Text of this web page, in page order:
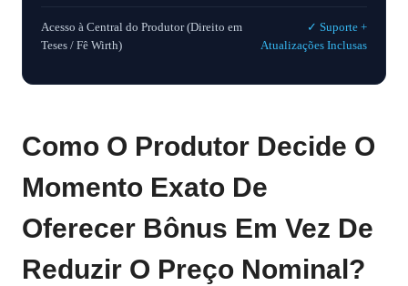
Acesso à Central do Produtor (Direito em
Teses / Fê Wirth)
✓ Suporte +
Atualizações Inclusas
Como O Produtor Decide O
Momento Exato De
Oferecer Bônus Em Vez De
Reduzir O Preço Nominal?